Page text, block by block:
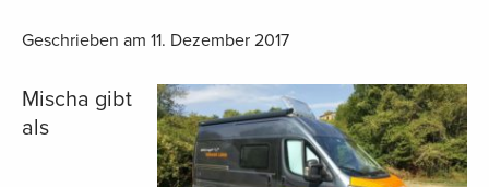
Geschrieben am 11. Dezember 2017
Mischa gibt
als